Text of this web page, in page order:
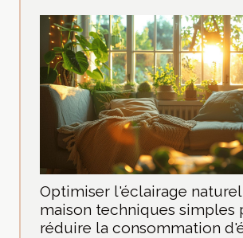
Optimiser l'éclairage naturel
maison techniques simples
réduire la consommation